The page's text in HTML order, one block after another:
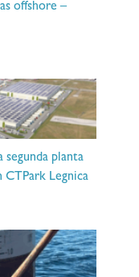
offshore –
segunda planta
CTPark Legnica